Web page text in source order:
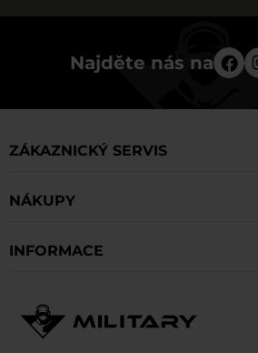
Najděte nás na
ZÁKAZNICKÝ SERVIS
NÁKUPY
INFORMACE